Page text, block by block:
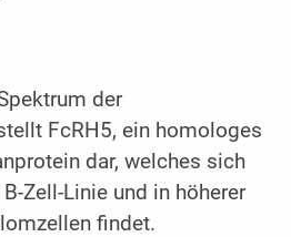
der
FcRH5, ein homologes
dar, welches sich
Zell-Linie und in höherer
findet.